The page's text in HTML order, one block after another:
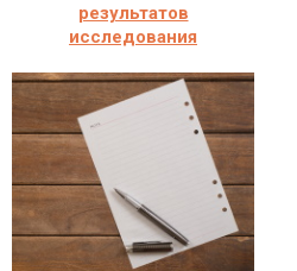
результатов
исследования